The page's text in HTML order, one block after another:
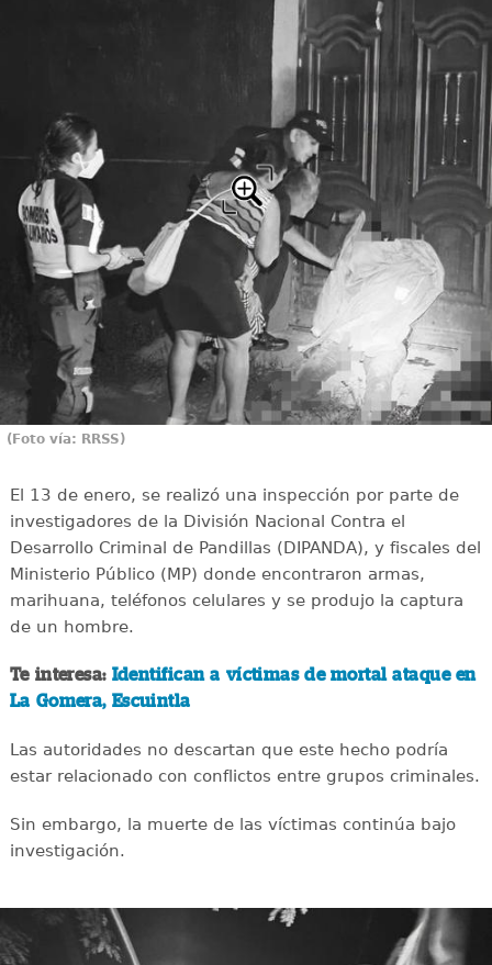
(Foto vía: RRSS)
El 13 de enero, se realizó una inspección por parte de
investigadores de la División Nacional Contra el
Desarrollo Criminal de Pandillas (DIPANDA), y fiscales del
Ministerio Público (MP) donde encontraron armas,
marihuana, teléfonos celulares y se produjo la captura
de un hombre.
Te interesa: Identifican a víctimas de mortal ataque en
La Gomera, Escuintla
Las autoridades no descartan que este hecho podría
estar relacionado con conflictos entre grupos criminales.
Sin embargo, la muerte de las víctimas continúa bajo
investigación.